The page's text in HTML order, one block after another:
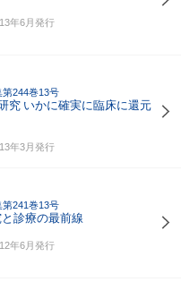
年6月発行
第244巻13号
究 いかに確実に臨床に還元
年3月発行
第241巻13号
診療の最前線
年6月発行